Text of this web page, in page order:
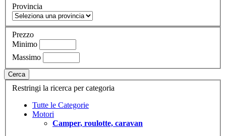
Provincia
Prezzo
Minimo
Massimo
Cerca
Restringi la ricerca per categoria
Tutte le Categorie
Motori
Camper, roulotte, caravan